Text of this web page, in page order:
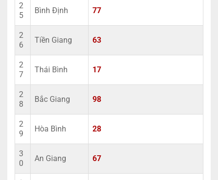
2
5
Bình Định 77
2
6
Tiền Giang 63
2
7
Thái Bình 17
2
8
Bắc Giang 98
2
9
Hòa Bình 28
3
0
An Giang 67